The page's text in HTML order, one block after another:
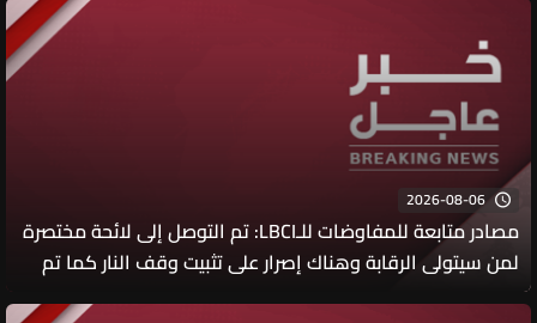
2026-08-06
مصادر متابعة للمفاوضات للـLBCI: تم التوصل إلى لائحة مختصرة
لمن سيتولى الرقابة وهناك إصرار على تثبيت وقف النار كما تم